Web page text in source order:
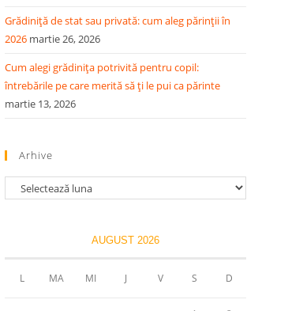
Grădiniță de stat sau privată: cum aleg părinții în
2026 martie 26, 2026
Cum alegi grădinița potrivită pentru copil:
întrebările pe care merită să ți le pui ca părinte
martie 13, 2026
Arhive
Arhive
AUGUST 2026
L MA MI J V S D